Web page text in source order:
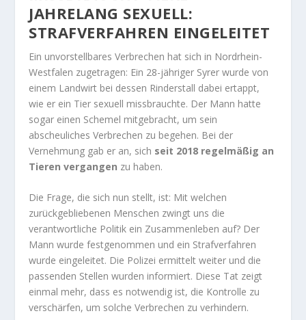
JAHRELANG SEXUELL:
STRAFVERFAHREN EINGELEITET
Ein unvorstellbares Verbrechen hat sich in Nordrhein-
Westfalen zugetragen: Ein 28-jähriger Syrer wurde von
einem Landwirt bei dessen Rinderstall dabei ertappt,
wie er ein Tier sexuell missbrauchte. Der Mann hatte
sogar einen Schemel mitgebracht, um sein
abscheuliches Verbrechen zu begehen. Bei der
Vernehmung gab er an, sich seit 2018 regelmäßig an
Tieren vergangen zu haben.
Die Frage, die sich nun stellt, ist: Mit welchen
zurückgebliebenen Menschen zwingt uns die
verantwortliche Politik ein Zusammenleben auf? Der
Mann wurde festgenommen und ein Strafverfahren
wurde eingeleitet. Die Polizei ermittelt weiter und die
passenden Stellen wurden informiert. Diese Tat zeigt
einmal mehr, dass es notwendig ist, die Kontrolle zu
verschärfen, um solche Verbrechen zu verhindern.